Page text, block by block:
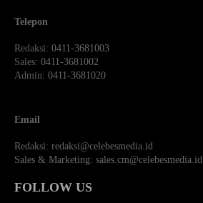
Telepon
Redaksi: 0411-3681003
Sales: 0411-3681002
Admin: 0411-3681020
Email
Redaksi: redaksi@celebesmedia.id
Sales & Marketing: sales.cm@celebesmedia.id
FOLLOW US